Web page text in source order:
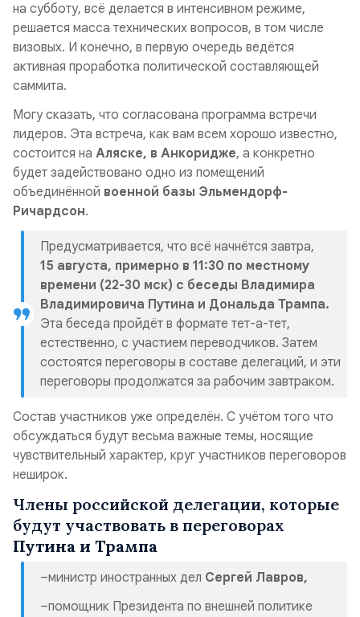
на субботу, всё делается в интенсивном режиме,
решается масса технических вопросов, в том числе
визовых. И конечно, в первую очередь ведётся
активная проработка политической составляющей
саммита.
Могу сказать, что согласована программа встречи
лидеров. Эта встреча, как вам всем хорошо известно,
состоится на Аляске, в Анкоридже, а конкретно
будет задействовано одно из помещений
объединённой военной базы Эльмендорф-
Ричардсон.
Предусматривается, что всё начнётся завтра,
15 августа, примерно в 11:30 по местному
времени (22-30 мск) с беседы Владимира
Владимировича Путина и Дональда Трампа.
Эта беседа пройдёт в формате тет-а-тет,
естественно, с участием переводчиков. Затем
состоятся переговоры в составе делегаций, и эти
переговоры продолжатся за рабочим завтраком.
Состав участников уже определён. С учётом того что
обсуждаться будут весьма важные темы, носящие
чувствительный характер, круг участников переговоров
неширок.
Члены российской делегации, которые
будут участвовать в переговорах
Путина и Трампа
–министр иностранных дел Сергей Лавров,
–помощник Президента по внешней политике